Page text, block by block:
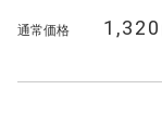
通常価格 1,320